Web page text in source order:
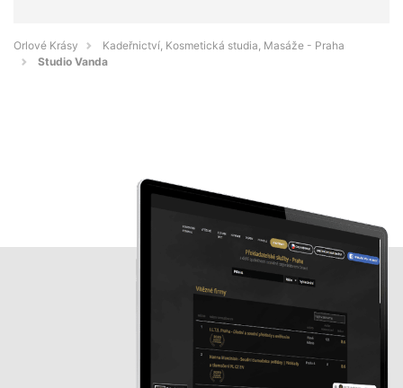
Orlové Krásy
Kadeřnictví, Kosmetická studia, Masáže - Praha
Studio Vanda